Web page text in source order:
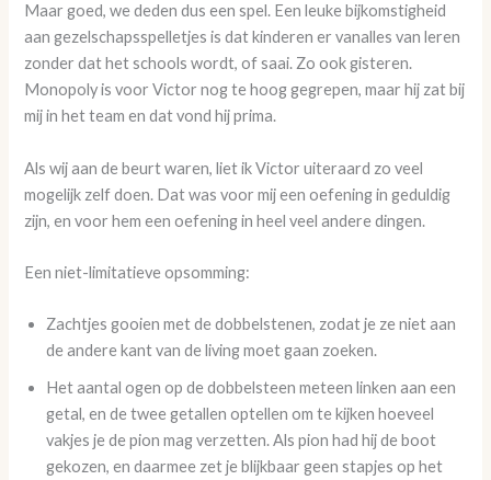
Maar goed, we deden dus een spel. Een leuke bijkomstigheid
aan gezelschapsspelletjes is dat kinderen er vanalles van leren
zonder dat het schools wordt, of saai. Zo ook gisteren.
Monopoly is voor Victor nog te hoog gegrepen, maar hij zat bij
mij in het team en dat vond hij prima.
Als wij aan de beurt waren, liet ik Victor uiteraard zo veel
mogelijk zelf doen. Dat was voor mij een oefening in geduldig
zijn, en voor hem een oefening in heel veel andere dingen.
Een niet-limitatieve opsomming:
Zachtjes gooien met de dobbelstenen, zodat je ze niet aan
de andere kant van de living moet gaan zoeken.
Het aantal ogen op de dobbelsteen meteen linken aan een
getal, en de twee getallen optellen om te kijken hoeveel
vakjes je de pion mag verzetten. Als pion had hij de boot
gekozen, en daarmee zet je blijkbaar geen stapjes op het